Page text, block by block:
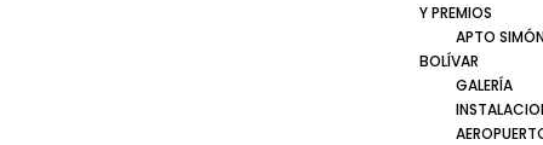
Y PREMIOS
APTO
BOLÍVAR
GALERÍA